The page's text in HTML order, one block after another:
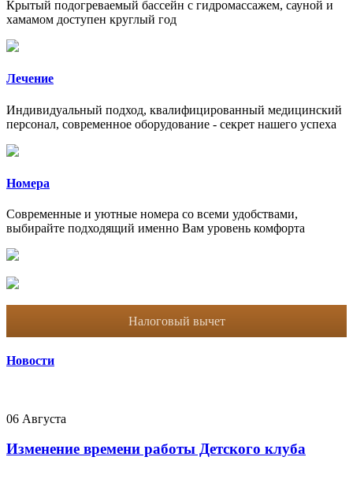
Крытый подогреваемый бассейн с гидромассажем, сауной и
хамамом доступен круглый год
Лечение
Индивидуальный подход, квалифицированный медицинский
персонал, современное оборудование - секрет нашего успеха
Номера
Современные и уютные номера со всеми удобствами,
выбирайте подходящий именно Вам уровень комфорта
Налоговый вычет
Новости
06 Августа
Изменение времени работы Детского клуба